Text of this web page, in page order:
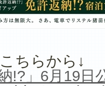
ちらから↓
!?」6月19日